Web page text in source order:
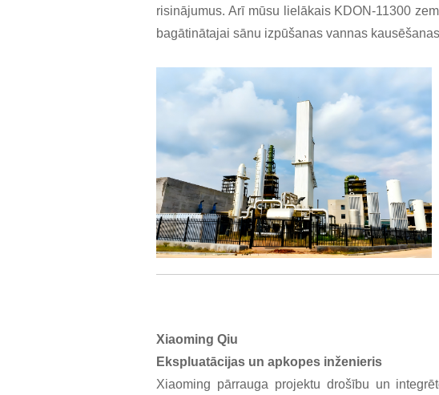
risinājumus. Arī mūsu lielākais KDON-11300
bagātinātajai sānu izpūšanas vannas
Xiaoming Qiu
Ekspluatācijas un apkopes inženieris
Xiaoming pārrauga projektu drošību un